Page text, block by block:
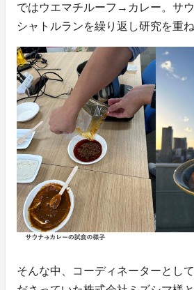
ではウエマチルーフ→カレー。サ
シャトルランを繰り返し研究を重ね
そんな中、コーディネーターとし